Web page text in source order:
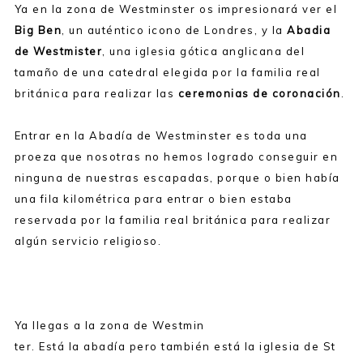
Ya en la zona de Westminster os impresionará ver el
Big Ben, un auténtico icono de Londres, y laAbadia
de Westmister, una iglesia gótica anglicana del
tamaño de una catedral elegida por la familia real
británica para realizar las ceremonias de coronación.
Entrar en la Abadía de Westminster es toda una
proeza que nosotras no hemos logrado conseguir en
ninguna de nuestras escapadas, porque o bien había
una fila kilométrica para entrar o bien estaba
reservada por la familia real británica para realizar
algún servicio religioso.
Ya llegas a la zona de Westmin
ter. Está la abadía pero también está la iglesia de St